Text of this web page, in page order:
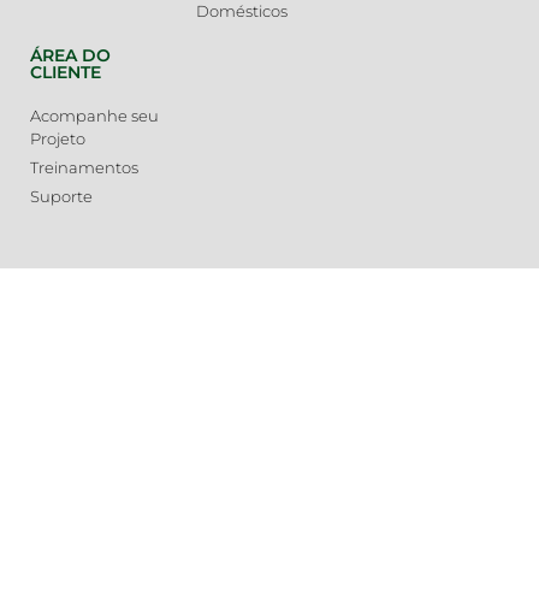
Domésticos
ÁREA DO
CLIENTE
Acompanhe seu
Projeto
Treinamentos
Suporte